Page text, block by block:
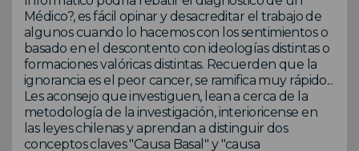
Médico?, es fácil opinar y desacreditar el trabajo de
algunos cuando lo hacemos con los sentimientos o
basado en el descontento con ideologías distintas o
formaciones valóricas distintas. Recuerden que la
ignorancia es el peor cancer, se ramifica muy rápido...
Les aconsejo que investiguen, lean a cerca de la
metodología de la investigación, interioricense en
las leyes chilenas y aprendan a distinguir dos
conceptos claves "Causa Basal" y "causa